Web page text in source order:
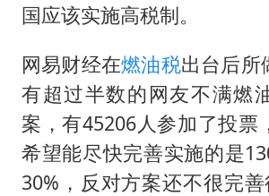
郑丽文：台湾从
国应该实施高税制。
网易财经在燃油税出台后所
有超过半数的网友不满燃
案，有45206人参加了投票
希望能尽快完善实施的是
30%，反对方案还不很完